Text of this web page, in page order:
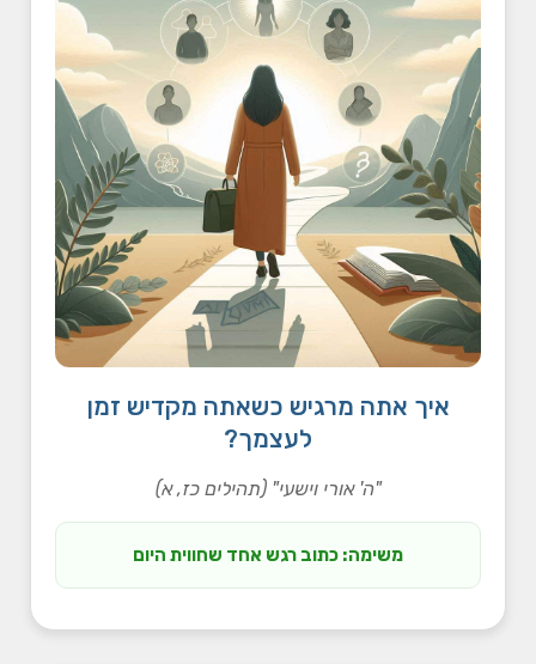
איך אתה מרגיש כשאתה מקדיש זמן
לעצמך?
"ה' אורי וישעי" (תהילים כז, א)
משימה: כתוב רגש אחד שחווית היום